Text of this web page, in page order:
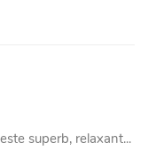
superb, relaxant...